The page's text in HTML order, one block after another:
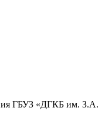
ГБУЗ «ДГКБ им. З.А.